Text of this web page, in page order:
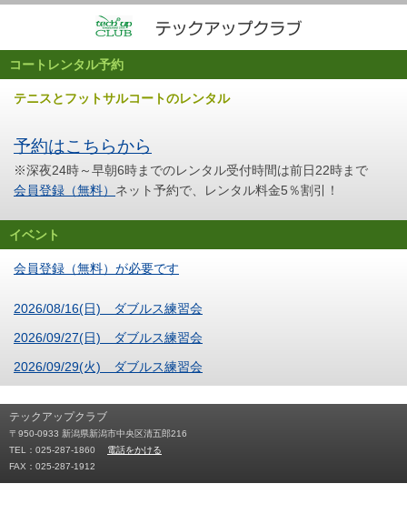
コートレンタル予約
テニスとフットサルコートのレンタル
予約はこちらから
※深夜24時～早朝6時までのレンタル受付時間は前日22時まで
会員登録（無料） ネット予約で、レンタル料金5％割引！
イベント
会員登録（無料）が必要です
2026/08/16(日) ダブルス練習会
2026/09/27(日) ダブルス練習会
2026/09/29(火) ダブルス練習会
テックアップクラブ
〒950-0933 新潟県新潟市中央区清五郎216
TEL：025-287-1860 電話をかける
FAX：025-287-1912